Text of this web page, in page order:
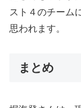
スト４のチーム
思われます。
まとめ